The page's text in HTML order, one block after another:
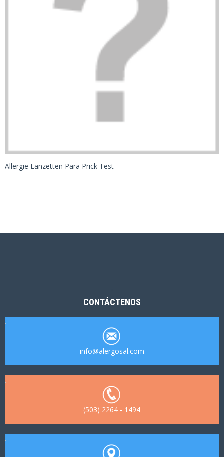
Allergie Lanzetten Para Prick Test
CONTÁCTENOS
.
info@alergosal.com
.
(503) 2264 - 1494
.